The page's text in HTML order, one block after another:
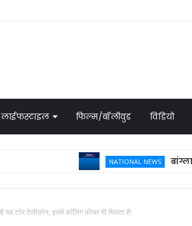
लाईफस्टाइल फिल्म/बॉलीवुड विडियो
NATIONAL NEWS बांग्लादेशी
यह टॉय टेलीफोन, इसमें कॉलिंग फीचर भी मिलता है!